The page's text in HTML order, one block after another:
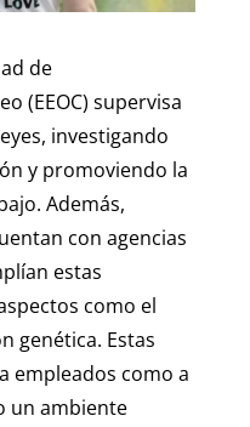
de
(EEOC) supervisa
investigando
y promoviendo la
Además,
con agencias
estas
como el
genética. Estas
empleados como a
un ambiente